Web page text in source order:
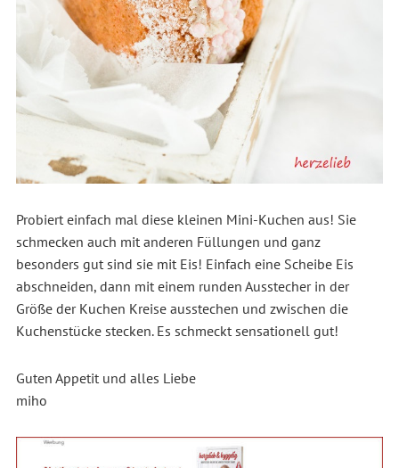
Probiert einfach mal diese kleinen Mini-Kuchen aus! Sie
schmecken auch mit anderen Füllungen und ganz
besonders gut sind sie mit Eis! Einfach eine Scheibe Eis
abschneiden, dann mit einem runden Ausstecher in der
Größe der Kuchen Kreise ausstechen und zwischen die
Kuchenstücke stecken. Es schmeckt sensationell gut!
Guten Appetit und alles Liebe
miho